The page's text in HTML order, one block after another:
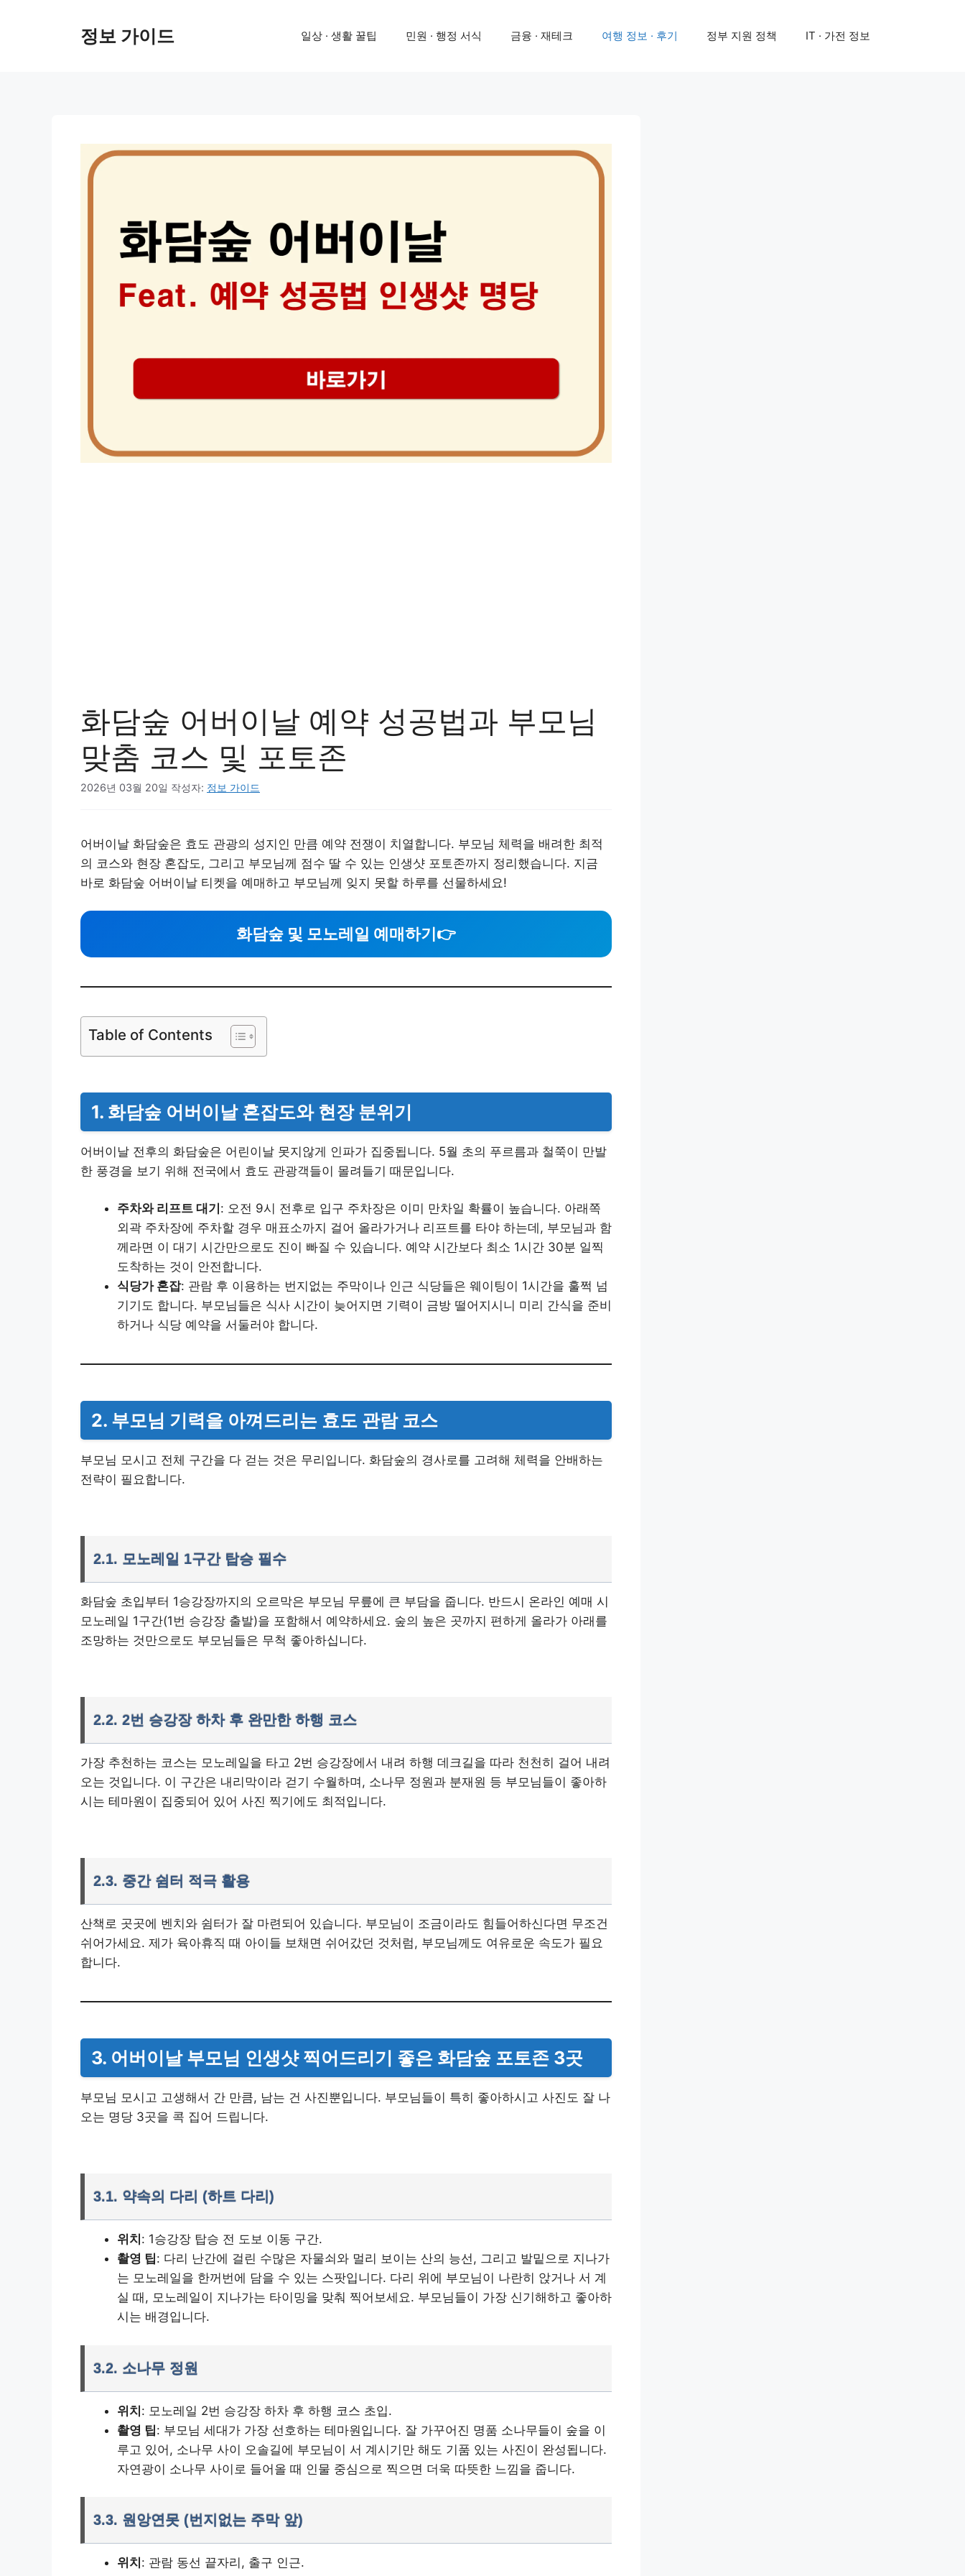
정보 가이드 일상 · 생활 꿀팁 민원 · 행정 서식 금융 · 재테크 여행 정보 · 후기 정부 지원 정책 IT · 가전 정보
화담숲 어버이날 예약 성공법과 부모님
맞춤 코스 및 포토존
2026년 03월 20일 작성자: 정보 가이드
어버이날 화담숲은 효도 관광의 성지인 만큼 예약 전쟁이 치열합니다. 부모님 체력을 배려한 최적
의 코스와 현장 혼잡도, 그리고 부모님께 점수 딸 수 있는 인생샷 포토존까지 정리했습니다. 지금
바로 화담숲 어버이날 티켓을 예매하고 부모님께 잊지 못할 하루를 선물하세요!
화담숲 및 모노레일 예매하기 👉
Table of Contents
1. 화담숲 어버이날 혼잡도와 현장 분위기
어버이날 전후의 화담숲은 어린이날 못지않게 인파가 집중됩니다. 5월 초의 푸르름과 철쭉이 만발
한 풍경을 보기 위해 전국에서 효도 관광객들이 몰려들기 때문입니다.
주차와 리프트 대기 : 오전 9시 전후로 입구 주차장은 이미 만차일 확률이 높습니다. 아래쪽
외곽 주차장에 주차할 경우 매표소까지 걸어 올라가거나 리프트를 타야 하는데, 부모님과 함
께라면 이 대기 시간만으로도 진이 빠질 수 있습니다. 예약 시간보다 최소 1시간 30분 일찍
도착하는 것이 안전합니다.
식당가 혼잡: 관람 후 이용하는 번지없는 주막이나 인근 식당들은 웨이팅이 1시간을 훌쩍 넘
기기도 합니다. 부모님들은 식사 시간이 늦어지면 기력이 금방 떨어지시니 미리 간식을 준비
하거나 식당 예약을 서둘러야 합니다.
2. 부모님 기력을 아껴드리는 효도 관람 코스
부모님 모시고 전체 구간을 다 걷는 것은 무리입니다. 화담숲의 경사로를 고려해 체력을 안배하는
전략이 필요합니다.
2.1. 모노레일 1구간 탑승 필수
화담숲 초입부터 1승강장까지의 오르막은 부모님 무릎에 큰 부담을 줍니다. 반드시 온라인 예매 시
모노레일 1구간(1번 승강장 출발)을 포함해서 예약하세요. 숲의 높은 곳까지 편하게 올라가 아래를
조망하는 것만으로도 부모님들은 무척 좋아하십니다.
2.2. 2번 승강장 하차 후 완만한 하행 코스
가장 추천하는 코스는 모노레일을 타고 2번 승강장에서 내려 하행 데크길을 따라 천천히 걸어 내려
오는 것입니다. 이 구간은 내리막이라 걷기 수월하며, 소나무 정원과 분재원 등 부모님들이 좋아하
시는 테마원이 집중되어 있어 사진 찍기에도 최적입니다.
2.3. 중간 쉼터 적극 활용
산책로 곳곳에 벤치와 쉼터가 잘 마련되어 있습니다. 부모님이 조금이라도 힘들어하신다면 무조건
쉬어가세요. 제가 육아휴직 때 아이들 보채면 쉬어갔던 것처럼, 부모님께도 여유로운 속도가 필요
합니다.
3. 어버이날 부모님 인생샷 찍어드리기 좋은 화담숲 포토존 3곳
부모님 모시고 고생해서 간 만큼, 남는 건 사진뿐입니다. 부모님들이 특히 좋아하시고 사진도 잘 나
오는 명당 3곳을 콕 집어 드립니다.
3.1. 약속의 다리 (하트 다리)
위치 : 1승강장 탑승 전 도보 이동 구간.
촬영 팁: 다리 난간에 걸린 수많은 자물쇠와 멀리 보이는 산의 능선, 그리고 발밑으로 지나가
는 모노레일을 한꺼번에 담을 수 있는 스팟입니다. 다리 위에 부모님이 나란히 앉거나 서 계
실 때, 모노레일이 지나가는 타이밍을 맞춰 찍어보세요. 부모님들이 가장 신기해하고 좋아하
시는 배경입니다.
3.2. 소나무 정원
위치: 모노레일 2번 승강장 하차 후 하행 코스 초입.
촬영 팁: 부모님 세대가 가장 선호하는 테마원입니다. 잘 가꾸어진 명품 소나무들이 숲을 이
루고 있어, 소나무 사이 오솔길에 부모님이 서 계시기만 해도 기품 있는 사진이 완성됩니다.
자연광이 소나무 사이로 들어올 때 인물 중심으로 찍으면 더욱 따뜻한 느낌을 줍니다.
3.3. 원앙연못 (번지없는 주막 앞)
위치 : 관람 동선 끝자리, 출구 인근.